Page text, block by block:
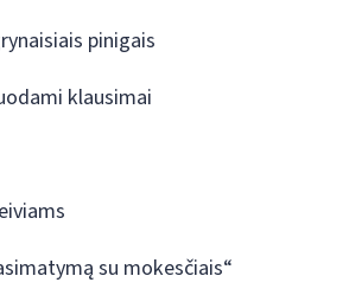
pinigais
klausimai
su mokesčiais“